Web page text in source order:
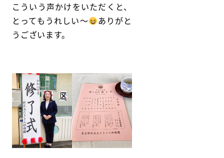
こういう声かけをいただくと、
とってもうれしい〜
ありがと
うございます。